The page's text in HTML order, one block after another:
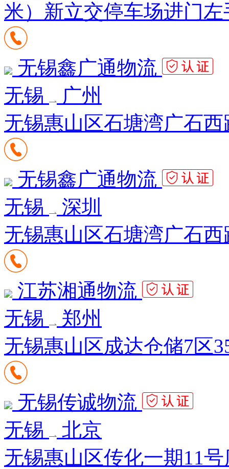
米）新立交停车场进门
无锡鑫广通物流
无锡
广州
无锡惠山区石塘湾广石
无锡鑫广通物流
无锡
深圳
无锡惠山区石塘湾广石
江苏湘通物流
无锡
郑州
无锡惠山区成达仓储7区
无锡传诚物流
无锡
北京
无锡惠山区传化一期11号